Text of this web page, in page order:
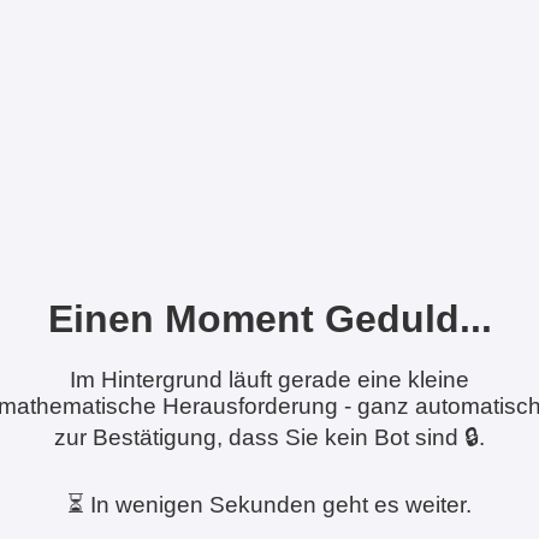
Einen Moment Geduld...
Im Hintergrund läuft gerade eine kleine
Herausforderung - ganz
zur Bestätigung, dass Sie kein Bot sind 🔒.
⏳ In wenigen Sekunden geht es weiter.